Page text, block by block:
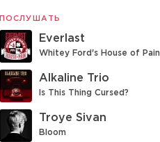
ПОСЛУШАТЬ
Everlast
Whitey Ford's House of Pain
Alkaline Trio
Is This Thing Cursed?
Troye Sivan
Bloom